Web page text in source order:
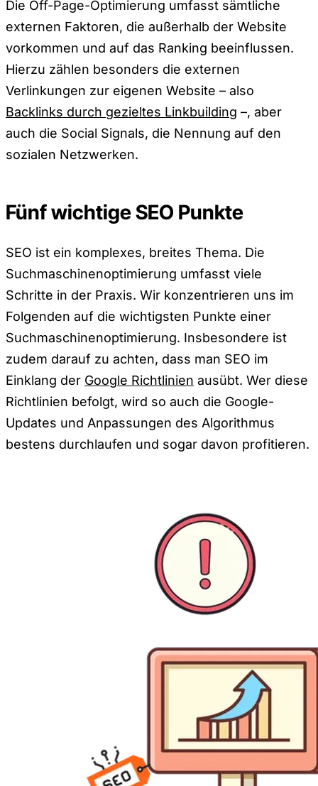
Die Off-Page-Optimierung umfasst sämtliche
externen Faktoren, die außerhalb der Website
vorkommen und auf das Ranking beeinflussen.
Hierzu zählen besonders die externen
Verlinkungen zur eigenen Website – also
Backlinks durch gezieltes Linkbuilding –, aber
auch die Social Signals, die Nennung auf den
sozialen Netzwerken.
Fünf wichtige SEO Punkte
SEO ist ein komplexes, breites Thema. Die
Suchmaschinenoptimierung umfasst viele
Schritte in der Praxis. Wir konzentrieren uns im
Folgenden auf die wichtigsten Punkte einer
Suchmaschinenoptimierung. Insbesondere ist
zudem darauf zu achten, dass man SEO im
Einklang der Google Richtlinien ausübt. Wer diese
Richtlinien befolgt, wird so auch die Google-
Updates und Anpassungen des Algorithmus
bestens durchlaufen und sogar davon profitieren.